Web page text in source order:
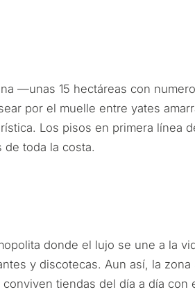
—unas 15 hectáreas con
por el muelle entre yates
Los pisos en primera línea
toda la costa.
donde el lujo se une a la
y discotecas. Aun así, la
tiendas del día a día con